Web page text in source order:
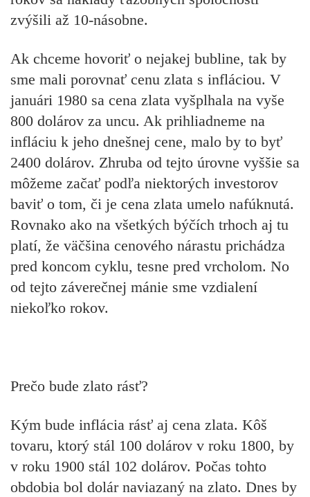
zvýšili až 10-násobne.
Ak chceme hovoriť o nejakej bubline, tak by
sme mali porovnať cenu zlata s infláciou. V
januári 1980 sa cena zlata vyšplhala na vyše
800 dolárov za uncu. Ak prihliadneme na
infláciu k jeho dnešnej cene, malo by to byť
2400 dolárov. Zhruba od tejto úrovne vyššie sa
môžeme začať podľa niektorých investorov
baviť o tom, či je cena zlata umelo nafúknutá.
Rovnako ako na všetkých býčích trhoch aj tu
platí, že väčšina cenového nárastu prichádza
pred koncom cyklu, tesne pred vrcholom. No
od tejto záverečnej mánie sme vzdialení
niekoľko rokov.
Prečo bude zlato rásť?
Kým bude inflácia rásť aj cena zlata. Kôš
tovaru, ktorý stál 100 dolárov v roku 1800, by
v roku 1900 stál 102 dolárov. Počas tohto
obdobia bol dolár naviazaný na zlato. Dnes by